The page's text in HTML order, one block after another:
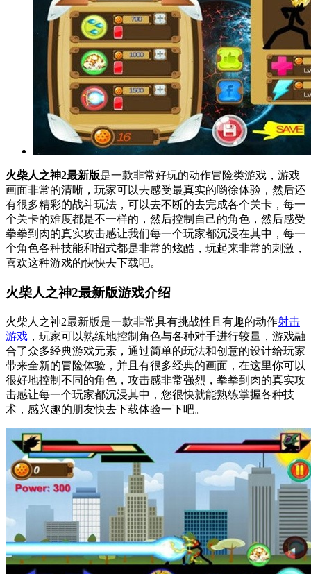
火柴人之神2最新版是一款非常好玩的动作冒险类游戏，游戏
画面非常的清晰，玩家可以去感受最真实的哟徐体验，然后还
有很多精彩的战斗玩法，可以去不断的去完成各个关卡，每一
个关卡的难度都是不一样的，然后控制自己的角色，然后感受
拳拳到肉的真实攻击感让我们每一个玩家都沉浸在其中，每一
个角色各种技能和招式都是非常的炫酷，玩起来非常的刺激，
喜欢这种游戏的快快去下载吧。
火柴人之神2最新版游戏介绍
火柴人之神2最新版是一款非常具有挑战性且有趣的动作射击
游戏 ，玩家可以熟练地控制角色与各种对手进行较量，游戏融
合了众多经典游戏元素，通过简单的玩法和创意的设计给玩家
带来全新的冒险体验，并且有很多经典的画面，在这里你可以
很好地控制不同的角色，攻击感非常强烈，拳拳到肉的真实攻
击感让每一个玩家都沉浸其中，您很快就能熟练掌握各种技
术，感兴趣的朋友快去下载体验一下吧。